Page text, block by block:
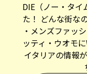
DIE（ノー・タ
た！ どんな街な
・ メンズファッ
ッティ・ウオモ
イタリアの情報